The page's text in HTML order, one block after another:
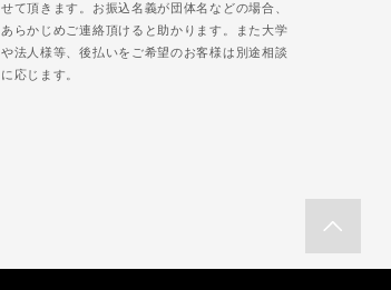
せて頂きます。お振込名義が団体名などの場合、
あらかじめご連絡頂けると助かります。また大学
や法人様等、後払いをご希望のお客様は別途相談
に応じます。